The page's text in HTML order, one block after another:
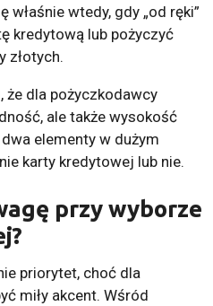
właśnie wtedy, gdy „od ręki”
kredytową lub pożyczyć
złotych.
że dla pożyczkodawcy
ale także wysokość
elementy w dużym
karty kredytowej lub nie.
przy wyborze
priorytet, choć dla
miły akcent. Wśród